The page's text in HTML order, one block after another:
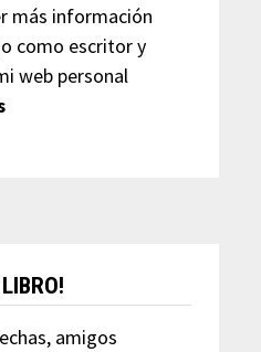
más información
como escritor y
web personal
amigos